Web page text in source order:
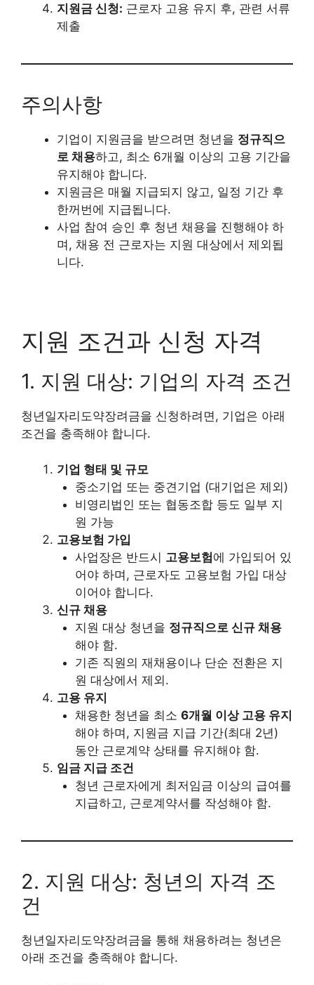
지원금 신청: 근로자 고용 유지 후, 관련 서류
제출
주의사항
기업이 지원금을 받으려면 청년을 정규직으
로 채용하고, 최소 6개월 이상의 고용 기간을
유지해야 합니다.
지원금은 매월 지급되지 않고, 일정 기간 후
한꺼번에 지급됩니다.
사업 참여 승인 후 청년 채용을 진행해야 하
며, 채용 전 근로자는 지원 대상에서 제외됩
니다.
지원 조건과 신청 자격
1. 지원 대상: 기업의 자격 조건
청년일자리도약장려금을 신청하려면, 기업은 아래
조건을 충족해야 합니다.
기업 형태 및 규모
중소기업 또는 중견기업 (대기업은 제외)
비영리법인 또는 협동조합 등도 일부 지
원 가능
고용보험 가입
사업장은 반드시 고용보험에 가입되어 있
어야 하며, 근로자도 고용보험 가입 대상
이어야 합니다.
신규 채용
지원 대상 청년을 정규직으로 신규 채용
해야 함.
기존 직원의 재채용이나 단순 전환은 지
원 대상에서 제외.
고용 유지
채용한 청년을 최소 6개월 이상 고용 유지
해야 하며, 지원금 지급 기간(최대 2년)
동안 근로계약 상태를 유지해야 함.
임금 지급 조건
청년 근로자에게 최저임금 이상의 급여를
지급하고, 근로계약서를 작성해야 함.
2. 지원 대상: 청년의 자격 조
건
청년일자리도약장려금을 통해 채용하려는 청년은
아래 조건을 충족해야 합니다.